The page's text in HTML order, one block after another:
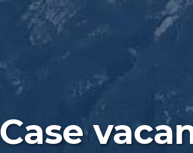
Case